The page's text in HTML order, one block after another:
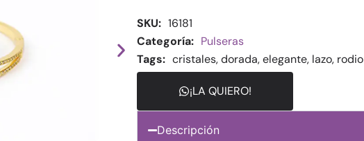
SKU: 16181
Categoría: Pulseras
Tags: cristales,dorada,elegante, lazo, rodio
¡LA QUIERO!
Descripción